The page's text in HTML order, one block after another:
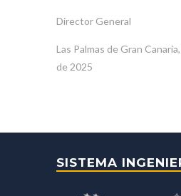
Director General
Las Palmas de Gran
de 2025
SISTEMA